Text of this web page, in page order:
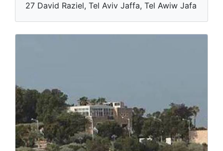
27 David Raziel, Tel Aviv Jaffa, Tel Awiw Jafa